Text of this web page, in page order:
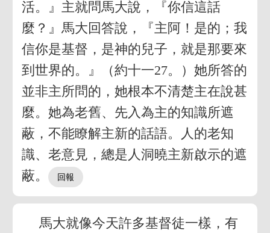
活。』主就問馬大說，『你信這話
麼？』馬大回答說，『主阿！是的；我
信你是基督，是神的兒子，就是那要來
到世界的。』（約十一27。）她所答的
並非主所問的，她根本不清楚主在說甚
麼。她為老舊、先入為主的知識所遮
蔽，不能瞭解主新的話語。人的老知
識、老意見，總是人洞曉主新啟示的遮
蔽。
馬大就像今天許多基督徒一樣，有